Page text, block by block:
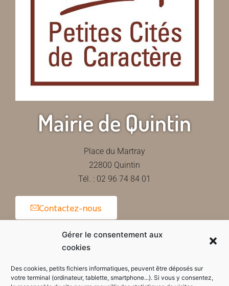
Gérer le consentement aux
cookies
Des cookies, petits fichiers informatiques, peuvent être déposés sur
votre terminal (ordinateur, tablette, smartphone...). Si vous y consentez,
Mairie de Quintin
Place du Martray
22800 Quintin
Tél. : 02 96 74 84 01
Contactez-nous
Horaires d'ouverture de la mairie